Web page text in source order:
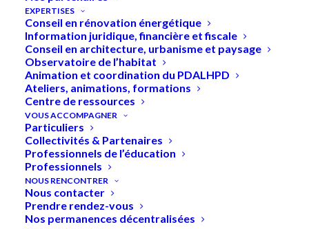
EXPERTISES
Conseil en rénovation énergétique
Information juridique, financière et fiscale
Conseil en architecture, urbanisme et paysage
Observatoire de l’habitat
Animation et coordination du PDALHPD
Ateliers, animations, formations
Centre de ressources
VOUS ACCOMPAGNER
Particuliers
Collectivités & Partenaires
Professionnels de l’éducation
Professionnels
NOUS RENCONTRER
Nous contacter
Prendre rendez-vous
Nos permanences décentralisées
Accueil » Un jardin pour quoi faire ?
Un jardin pour quoi faire ? -